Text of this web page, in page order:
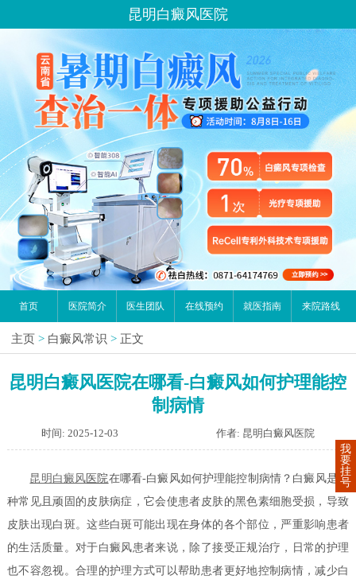
昆明白癜风医院
首页 医院简介 医生团队 在线预约 就医指南 来院路线
主页 > 白癜风常识 > 正文
昆明白癜风医院在哪看-白癜风如何护理能控
制病情
时间: 2025-12-03 作者: 昆明白癜风医院
昆明 白癜风 医院在哪看-白癜风如何护理能控制病情？白癜风是一
种常见且顽固的皮肤病症，它会使患者皮肤的黑色素细胞受损，导致
皮肤出现白斑。这些白斑可能出现在身体的各个部位，严重影响患者
的生活质量。对于白癜风患者来说，除了接受正规治疗，日常的护理
也不容忽视。合理的护理方式可以帮助患者更好地控制病情，减少白
我
要
挂
号